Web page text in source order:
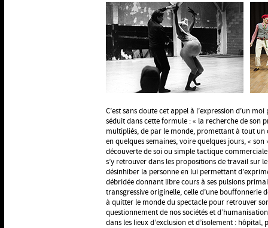
C’est sans doute cet appel à l’expression d’un
séduit dans cette formule : « la recherche de son
multipliés, de par le monde, promettant à tout
en quelques semaines, voire quelques jours, «
découverte de soi ou simple tactique
s’y retrouver dans les propositions de travail sur
désinhiber la personne en lui permettant
débridée donnant libre cours à ses pulsions
transgressive originelle, celle d’une bouffonnerie
à quitter le monde du spectacle pour retrouver
questionnement de nos sociétés et
dans les lieux d’exclusion et d’isolement :